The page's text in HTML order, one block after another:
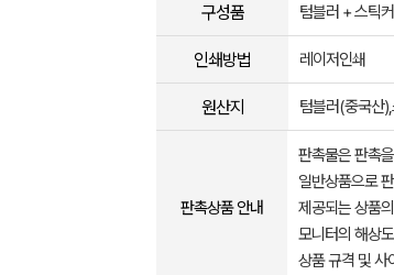
구성품 텀블러 + 스틱
인쇄방법 레이저인쇄
원산지 텀블러(중국산
판촉상품 안내
판촉물은 판촉
일반상품으로
제공되는 상품
모니터의 해상
상품 규격 및 사